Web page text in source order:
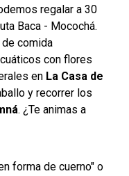
regalar a 30
Baca - Mocochá.
comida
con flores
en La Casa de
y recorrer los
. ¿Te animas a
forma de cuerno" o